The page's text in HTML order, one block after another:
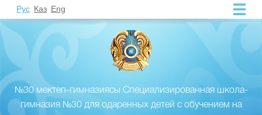
Рус Каз Eng
№30 мектеп-гимназиясы Специализированная школа-
гимназия №30 для одаренных детей с обучением на